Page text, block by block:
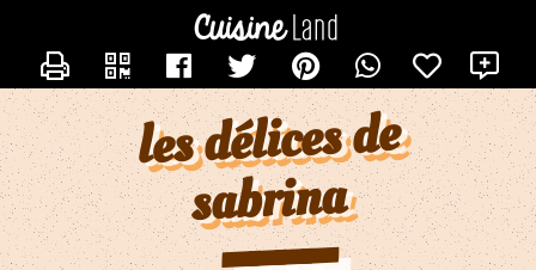
les délices de
sabrina
recettes
×
Toutes
Les
Recettes
Nouvelle
Catégorie
×
CONTACTER SABRINADU21